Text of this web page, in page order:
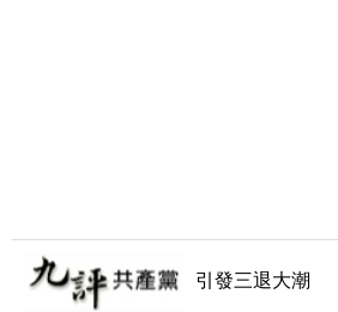
引發三退大潮